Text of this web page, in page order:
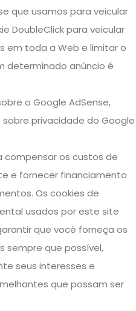
que usamos para veicular
DoubleClick para veicular
em toda a Web e limitar o
determinado anúncio é
o Google AdSense,
sobre privacidade do Google
compensar os custos de
e fornecer financiamento
Os cookies de
usados ​​por este site
que você forneça os
sempre que possível,
seus interesses e
que possam ser